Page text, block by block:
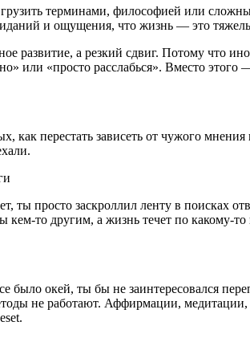
терминами, философией или
и ощущения, что жизнь — это
развитие, а резкий сдвиг. Потому что
или «просто расслабься». Вместо
как перестать зависеть от чужого
ты просто заскроллил ленту в поисках
то другим, а жизнь течет по какому-
было окей, ты бы не заинтересовался
не работают. Аффирмации,